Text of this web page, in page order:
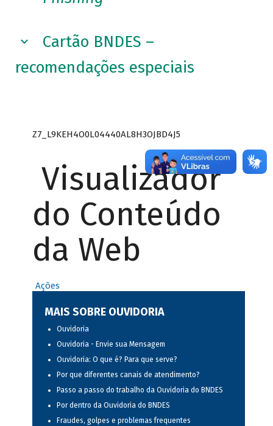
Cartão BNDES –
recomendações especiais
Z7_L9KEH4O0L04440AL8H3OJBD4J5
Visualizador
do Conteúdo
da Web
Ações
MAIS SOBRE OUVIDORIA
Ouvidoria
Ouvidoria - Envie sua Mensagem
Ouvidoria: O que é? Para que serve?
Por que diferentes canais de atendimento?
Passo a passo do trabalho da Ouvidoria do BNDES
Por dentro da Ouvidoria do BNDES
Fraudes, golpes e problemas frequentes